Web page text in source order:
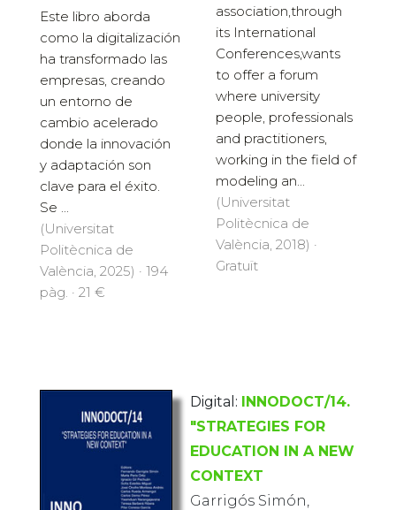
Este libro aborda
como la digitalización
ha transformado las
empresas, creando
un entorno de
cambio acelerado
donde la innovación
y adaptación son
clave para el éxito.
Se ...
(Universitat
Politècnica de
València, 2025) · 194
pàg. · 21 €
association,through
its International
Conferences,wants
to offer a forum
where university
people, professionals
and practitioners,
working in the field of
modeling an...
(Universitat
Politècnica de
València, 2018) ·
Gratuït
Digital: INNODOCT/14.
"STRATEGIES FOR
EDUCATION IN A NEW
CONTEXT
Garrigós Simón,